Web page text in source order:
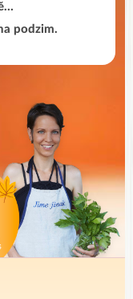
podzim.